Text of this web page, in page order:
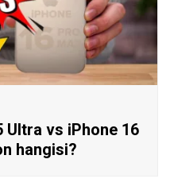
Ultra vs iPhone 16
hangisi?